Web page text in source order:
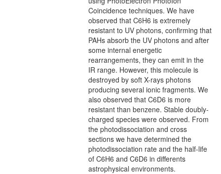
Coincidence techniques. We have
observed that C6H6 is extremely
resistant to UV photons, confirming that
PAHs absorb the UV photons and after
some internal energetic
rearrangements, they can emit in the
IR range. However, this molecule is
destroyed by soft X-rays photons
producing several ionic fragments. We
also observed that C6D6 is more
resistant than benzene. Stable doubly-
charged species were observed. From
the photodissociation and cross
sections we have determined the
photodissociation rate and the half-life
of C6H6 and C6D6 in differents
astrophysical environments.